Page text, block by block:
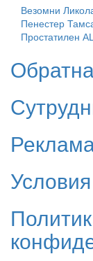
Везомни
Пенестер
Простатилен